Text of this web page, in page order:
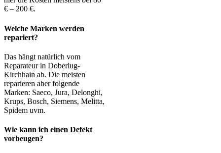
€ – 200 €.
Welche Marken werden
repariert?
Das hängt natürlich vom
Reparateur in Doberlug-
Kirchhain ab. Die meisten
reparieren aber folgende
Marken: Saeco, Jura, Delonghi,
Krups, Bosch, Siemens, Melitta,
Spidem uvm.
Wie kann ich einen Defekt
vorbeugen?